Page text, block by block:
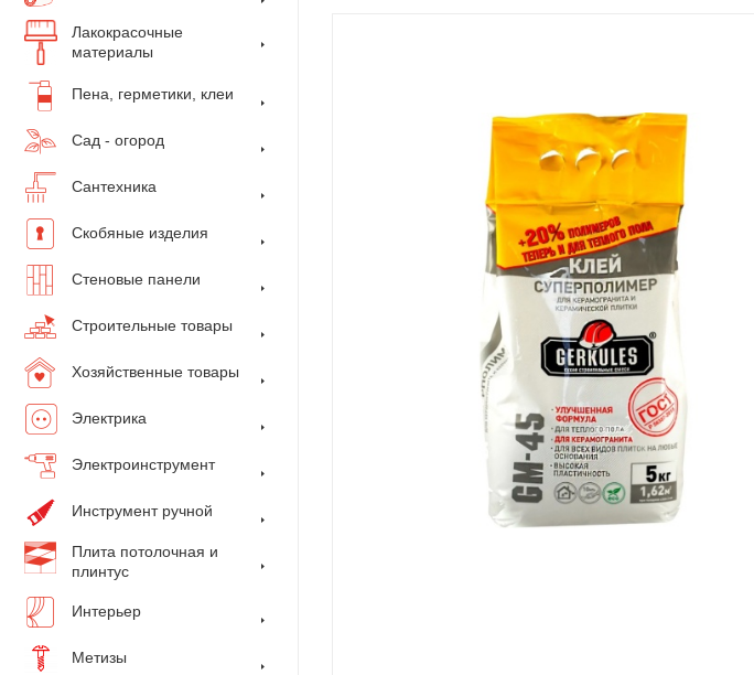
Лакокрасочные
материалы
Пена, герметики, клеи
Сад - огород
Сантехника
Скобяные изделия
Стеновые панели
Строительные товары
Хозяйственные товары
Электрика
Электроинструмент
Инструмент ручной
Плита потолочная и
плинтус
Интерьер
Метизы
График платежей
Сегодня
25%
Добавляйте товары
Оплачивайте сегодня
25% картой любого